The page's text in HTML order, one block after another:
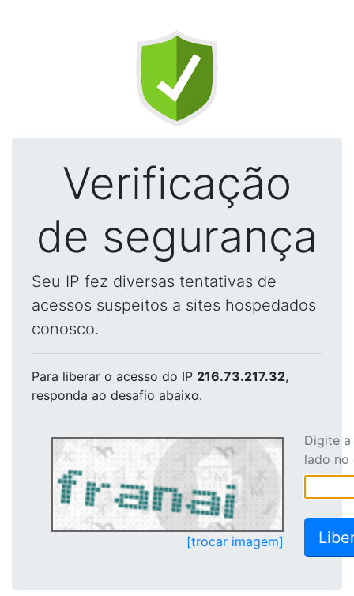
Verificação
de segurança
Seu IP fez diversas tentativas de
acessos suspeitos a sites hospedados
conosco.
Para liberar o acesso do IP 216.73.217.32,
responda ao desafio abaixo.
[trocar imagem]
Digite
lado no